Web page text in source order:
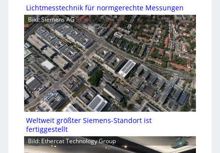
Lichtmesstechnik für normgerechte Messungen
Bild: Siemens AG
Weltweit größter Siemens-Standort ist
fertiggestellt
Bild: Ethercat Technology Group